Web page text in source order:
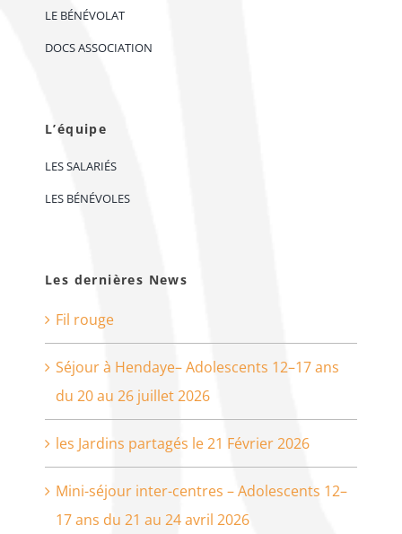
LE BÉNÉVOLAT
DOCS ASSOCIATION
L’équipe
LES SALARIÉS
LES BÉNÉVOLES
Les dernières News
Fil rouge
Séjour à Hendaye– Adolescents 12–17 ans
du 20 au 26 juillet 2026
les Jardins partagés le 21 Février 2026
Mini-séjour inter-centres – Adolescents 12–
17 ans du 21 au 24 avril 2026